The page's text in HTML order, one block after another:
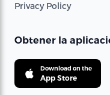
Privacy Policy
Obtener la
Download on the
App Store